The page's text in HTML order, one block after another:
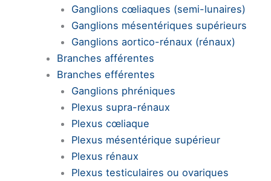
Ganglions cœliaques (semi-lunaires)
Ganglions mésentériques supérieurs
Ganglions aortico-rénaux (rénaux)
Branches afférentes
Branches efférentes
Ganglions phréniques
Plexus supra-rénaux
Plexus cœliaque
Plexus mésentérique supérieur
Plexus rénaux
Plexus testiculaires ou ovariques